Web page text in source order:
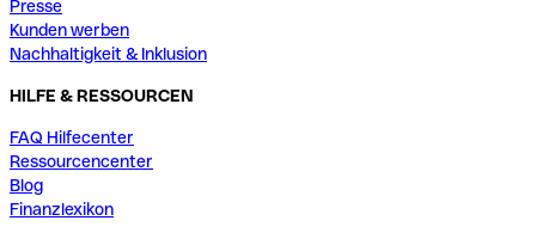
Presse
Kunden werben
Nachhaltigkeit & Inklusion
HILFE & RESSOURCEN
FAQ Hilfecenter
Ressourcencenter
Blog
Finanzlexikon